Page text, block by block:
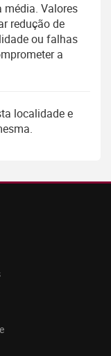
média. Valores
redução de
ou falhas
a
localidade e